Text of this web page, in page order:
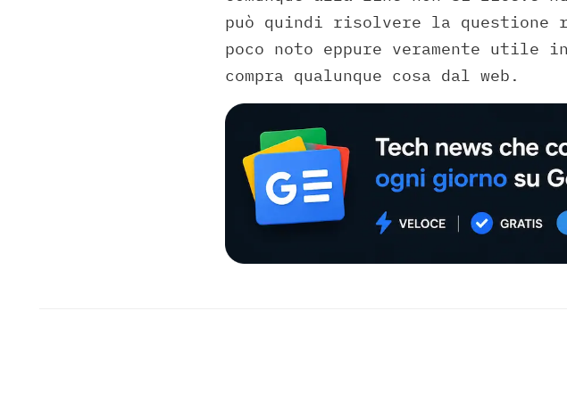
può quindi risolvere la questione
poco noto eppure veramente utile
compra qualunque cosa dal web.